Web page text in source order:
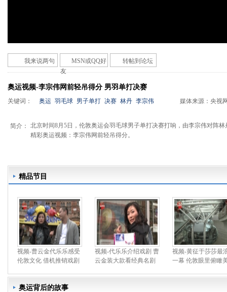
我来说两句
MSN或QQ好
友
转帖到论坛
奥运视频-李宗伟网前轻吊得分 男羽单打决赛
关键词： 奥运 羽毛球 男子单打 决赛 林丹 李宗伟 媒体来源： 央视
简介：
北京时间8月5日，伦敦奥运会羽毛球男子单打决赛打响，由李宗伟对阵
精彩奥运视频：李宗伟网前轻吊得分。
精品节目
视频-曹云金代乐乐感受
伦敦文化 借机推销戏剧
视频-代乐乐介绍戏剧 曹
云金装大款看经典名剧
视频-黄征于莎莎最
一幕 伦敦眼里俯瞰
奥运背后的故事